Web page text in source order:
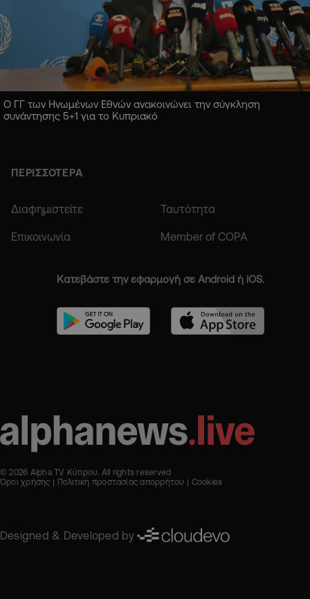
Ο ΓΓ των Ηνωμένων Εθνών ανακοινώνει την σύγκληση
συνάντησης 5+1 για το Κυπριακό
ΠΕΡΙΣΣΟΤΕΡΑ
Διαφημιστείτε Ταυτότητα
Επικοινωνία Member of COPA
Κατεβάστε την εφαρμογή σε Android ή iOS.
© 2026 Alpha TV Κύπρου. All rights reserved
Όροι χρήσης
Πολιτική προστασίας απορρήτου Cookies
Designed & Developed by